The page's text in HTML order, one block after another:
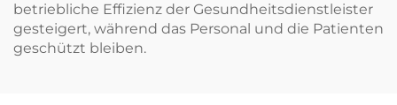
betriebliche Effizienz der Gesundheitsdienstleister
gesteigert, während das Personal und die Patienten
geschützt bleiben.